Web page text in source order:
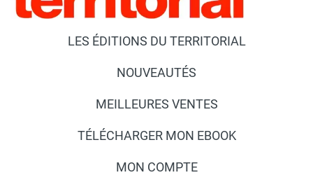
LES ÉDITIONS DU TERRITORIAL
NOUVEAUTÉS
MEILLEURES VENTES
TÉLÉCHARGER MON EBOOK
MON COMPTE